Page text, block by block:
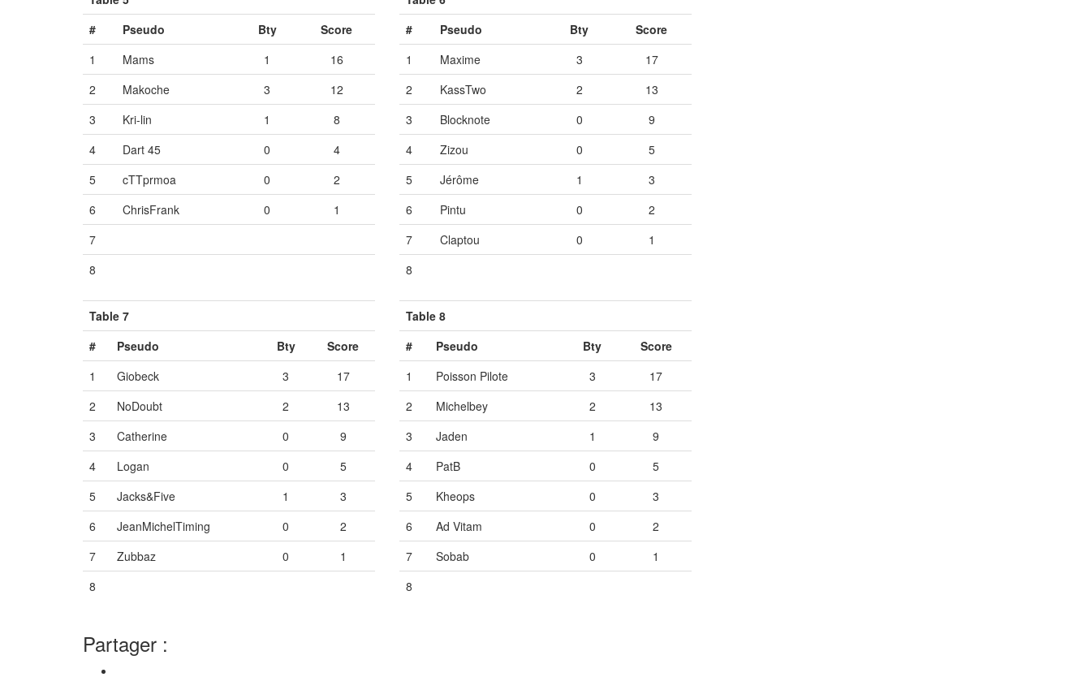
#
Pseudo Bty
Score
1
Mams 1
16
2
Makoche 3
12
3
Kri-lin 1
8
4
Dart 45 0
4
5
cTTprmoa 0
2
6
ChrisFrank 0
1
7
8
#
Pseudo Bty
Score
1
Maxime 3
17
2
KassTwo 2
13
3
Blocknote 0
9
4
Zizou 0
5
5
Jérôme 1
3
6
Pintu 0
2
7
Claptou 0
1
8
Table 7
#
Pseudo Bty
Score
1
Giobeck 3
17
2
NoDoubt 2
13
3
Catherine 0
9
4
Logan 0
5
5
Jacks&Five 1
3
6
JeanMichelTiming 0
2
7
Zubbaz 0
1
8
Table 8
#
Pseudo Bty
Score
1
Poisson Pilote 3
17
2
Michelbey 2
13
3
Jaden 1
9
4
PatB 0
5
5
Kheops 0
3
6
Ad Vitam 0
2
7
Sobab 0
1
8
Partager :